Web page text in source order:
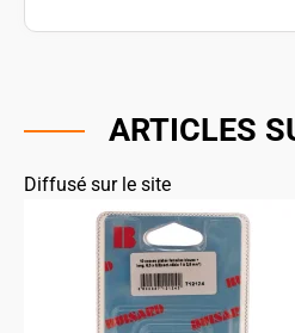
ARTICLES
Diffusé sur le site